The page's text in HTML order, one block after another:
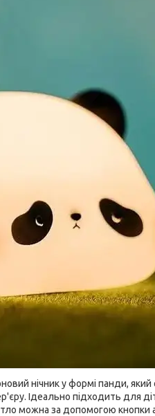
нічник у формі панди, який
Ідеально підходить для
можна за допомогою